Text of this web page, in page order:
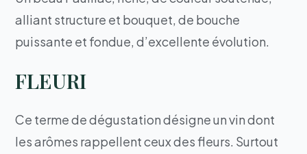
alliant structure et bouquet, de bouche
puissante et fondue, d’excellente évolution.
FLEURI
Ce terme de dégustation désigne un vin dont
les arômes rappellent ceux des fleurs. Surtout